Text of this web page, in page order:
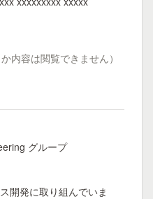
内容は閲覧できません）
グループ
開発に取り組んでいま